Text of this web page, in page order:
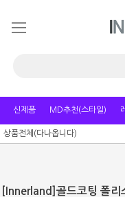
신제품 MD추천(스타일)
상품전체(다나옵니다)
[Innerland]골드코팅 폴